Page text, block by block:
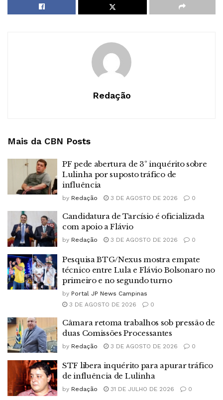
Redação
Mais da CBN Posts
PF pede abertura de 3º inquérito sobre
Lulinha por suposto tráfico de
influência
by Redação 3 DE AGOSTO DE 2026 0
Candidatura de Tarcísio é oficializada
com apoio a Flávio
by Redação 3 DE AGOSTO DE 2026 0
Pesquisa BTG/Nexus mostra empate
técnico entre Lula e Flávio Bolsonaro no
primeiro e no segundo turno
by Portal JP News Campinas
3 DE AGOSTO DE 2026
0
Câmara retoma trabalhos sob pressão de
duas Comissões Processantes
by Redação 3 DE AGOSTO DE 2026 0
STF libera inquérito para apurar tráfico
de influência de Lulinha
by Redação 31 DE JULHO DE 2026 0